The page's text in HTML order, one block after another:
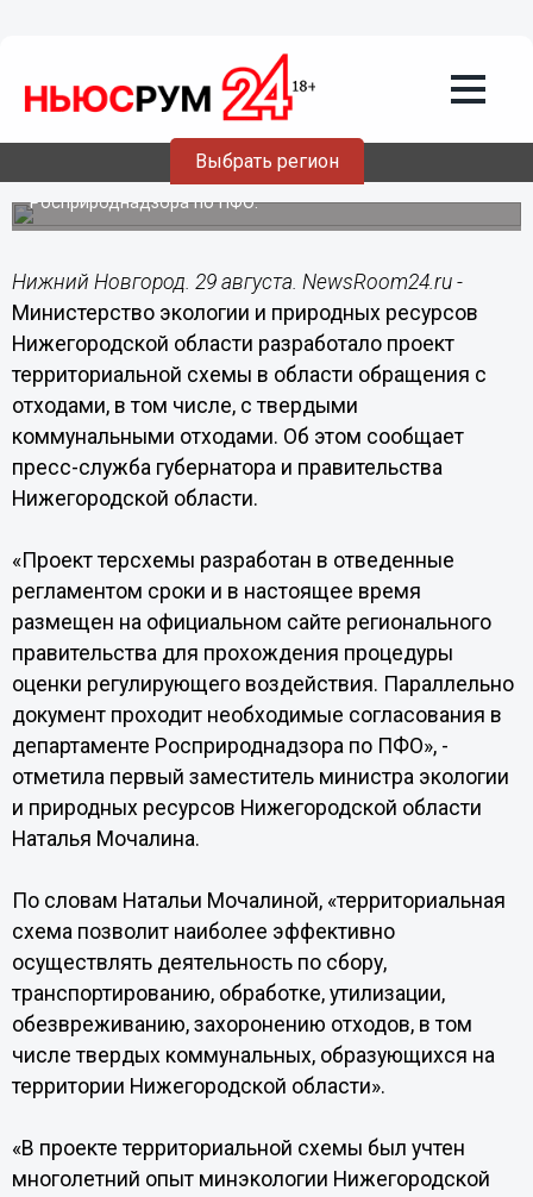
Выбрать регион
Проект территориальной схемы по
обращению с отходами разработало
минэкологии Нижегородской области
По данным ведомства, в настоящее время документ
проходит необходимые согласования в департаменте
Росприроднадзора по ПФО.
Нижний Новгород. 29 августа. NewsRoom24.ru -
Министерство экологии и природных ресурсов
Нижегородской области разработало проект
территориальной схемы в области обращения с
отходами, в том числе, с твердыми
коммунальными отходами. Об этом сообщает
пресс-служба губернатора и правительства
Нижегородской области.
«Проект терсхемы разработан в отведенные
регламентом сроки и в настоящее время
размещен на официальном сайте регионального
правительства для прохождения процедуры
оценки регулирующего воздействия. Параллельно
документ проходит необходимые согласования в
департаменте Росприроднадзора по ПФО», -
отметила первый заместитель министра экологии
и природных ресурсов Нижегородской области
Наталья Мочалина.
По словам Натальи Мочалиной, «территориальная
схема позволит наиболее эффективно
осуществлять деятельность по сбору,
транспортированию, обработке, утилизации,
обезвреживанию, захоронению отходов, в том
числе твердых коммунальных, образующихся на
территории Нижегородской области».
«В проекте территориальной схемы был учтен
многолетний опыт минэкологии Нижегородской